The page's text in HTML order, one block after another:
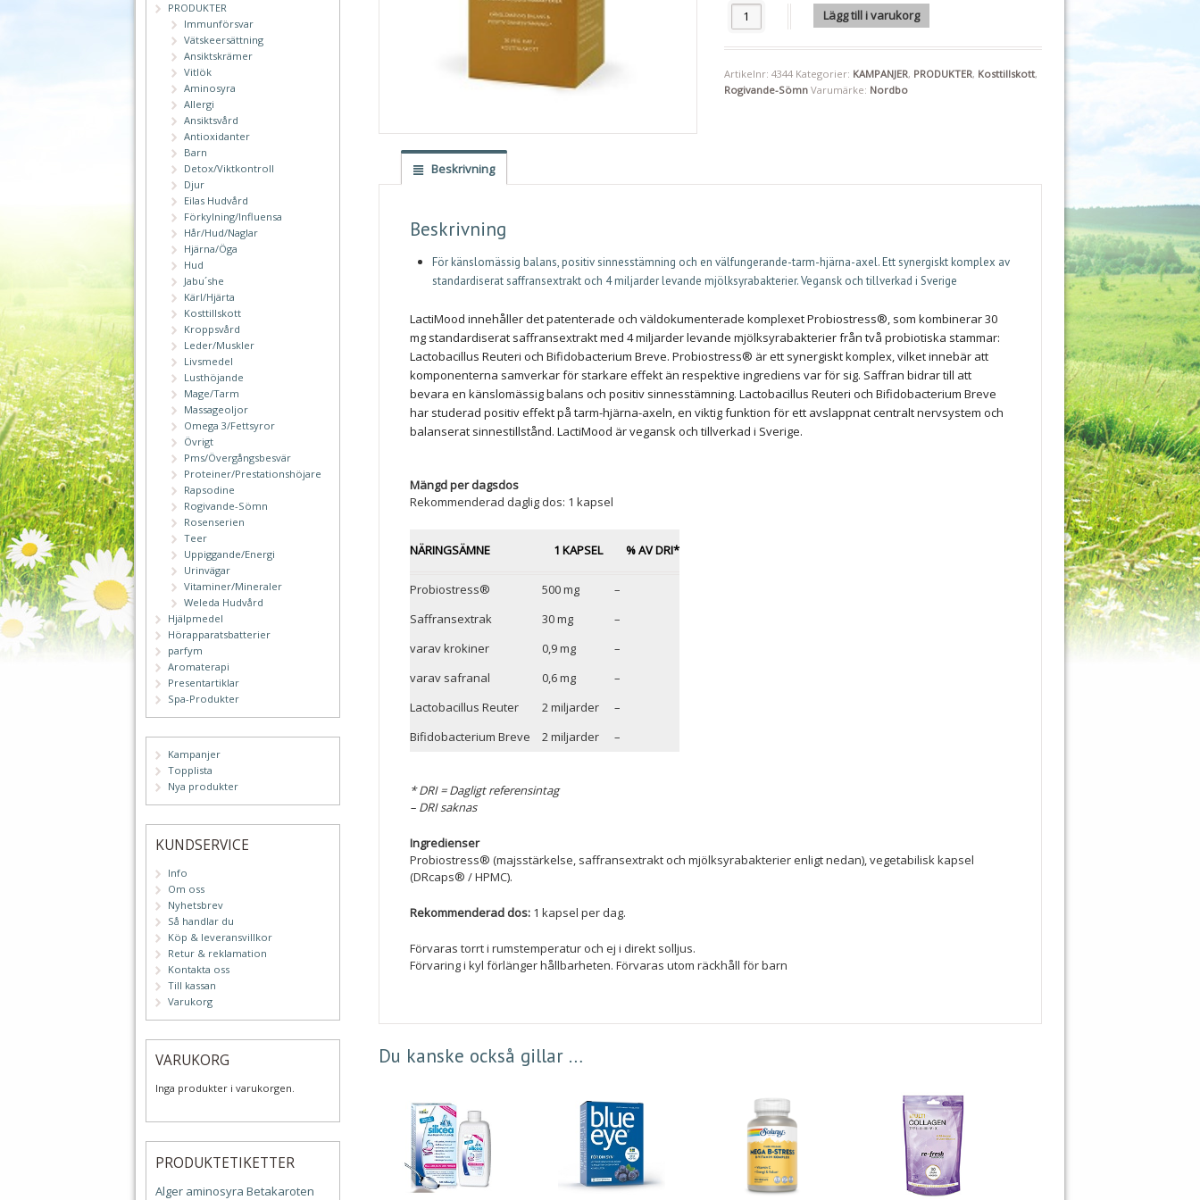
Nordbo Lactimood 30 kapslar "Mängdrabatt" mängd
Lägg till i varukorg
Artikelnr: 4344 Kategorier: KAMPANJER, PRODUKTER, Kosttillskott,
Rogivande-Sömn Varumärke: Nordbo
Beskrivning
Beskrivning
För känslomässig balans, positiv sinnesstämning och en välfungerande-tarm-hjärna-axel. Ett synergiskt komplex av
standardiserat saffransextrakt och 4 miljarder levande mjölksyrabakterier. Vegansk och tillverkad i Sverige
LactiMood innehåller det patenterade och väldokumenterade komplexet Probiostress®, som kombinerar 30
mg standardiserat saffransextrakt med 4 miljarder levande mjölksyrabakterier från två probiotiska stammar:
Lactobacillus Reuteri och Bifidobacterium Breve. Probiostress® är ett synergiskt komplex, vilket innebär att
komponenterna samverkar för starkare effekt än respektive ingrediens var för sig. Saffran bidrar till att
bevara en känslomässig balans och positiv sinnesstämning. Lactobacillus Reuteri och Bifidobacterium Breve
har studerad positiv effekt på tarm-hjärna-axeln, en viktig funktion för ett avslappnat centralt nervsystem och
balanserat sinnestillstånd. LactiMood är vegansk och tillverkad i Sverige.
Mängd per dagsdos
Rekommenderad daglig dos: 1 kapsel
NÄRINGSÄMNE 1 KAPSEL % AV DRI*
Probiostress® 500 mg
–
Saffransextrak
30 mg
–
varav krokiner
0,9 mg
–
varav safranal
0,6 mg
–
Lactobacillus Reuter
2 miljarder
–
Bifidobacterium Breve
2 miljarder –
* DRI = Dagligt referensintag
– DRI saknas
Ingredienser
Probiostress® (majsstärkelse, saffransextrakt och mjölksyrabakterier enligt nedan), vegetabilisk kapsel
(DRcaps® / HPMC).
Rekommenderad dos: 1 kapsel per dag.
Förvaras torrt i rumstemperatur och ej i direkt solljus.
Förvaring i kyl förlänger hållbarheten. Förvaras utom räckhåll för barn
Du kanske också gillar …
PRODUKTER
Immunförsvar
Vätskeersättning
Ansiktskrämer
Vitlök
Aminosyra
Allergi
Ansiktsvård
Antioxidanter
Barn
Detox/Viktkontroll
Djur
Eilas Hudvård
Förkylning/Influensa
Hår/Hud/Naglar
Hjärna/Öga
Hud
Jabu´she
Kärl/Hjärta
Kosttillskott
Kroppsvård
Leder/Muskler
Livsmedel
Lusthöjande
Mage/Tarm
Massageoljor
Omega 3/Fettsyror
Övrigt
Pms/Övergångsbesvär
Proteiner/Prestationshöjare
Rapsodine
Rogivande-Sömn
Rosenserien
Teer
Uppiggande/Energi
Urinvägar
Vitaminer/Mineraler
Weleda Hudvård
Hjälpmedel
Hörapparatsbatterier
parfym
Aromaterapi
Presentartiklar
Spa-Produkter
Kampanjer
Topplista
Nya produkter
KUNDSERVICE
Info
Om oss
Nyhetsbrev
Så handlar du
Köp & leveransvillkor
Retur & reklamation
Kontakta oss
Till kassan
Varukorg
VARUKORG
Inga produkter i varukorgen.
PRODUKTETIKETTER
Alger aminosyra Betakaroten